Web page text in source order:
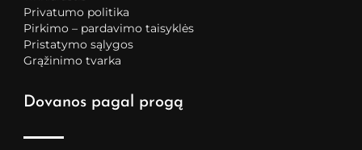
Privatumo politika
Pirkimo – pardavimo taisyklės
Pristatymo sąlygos
Grąžinimo tvarka
Dovanos pagal progą